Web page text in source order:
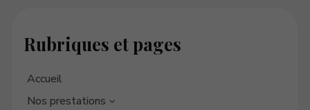
Rubriques et pages
Accueil
Nos prestations